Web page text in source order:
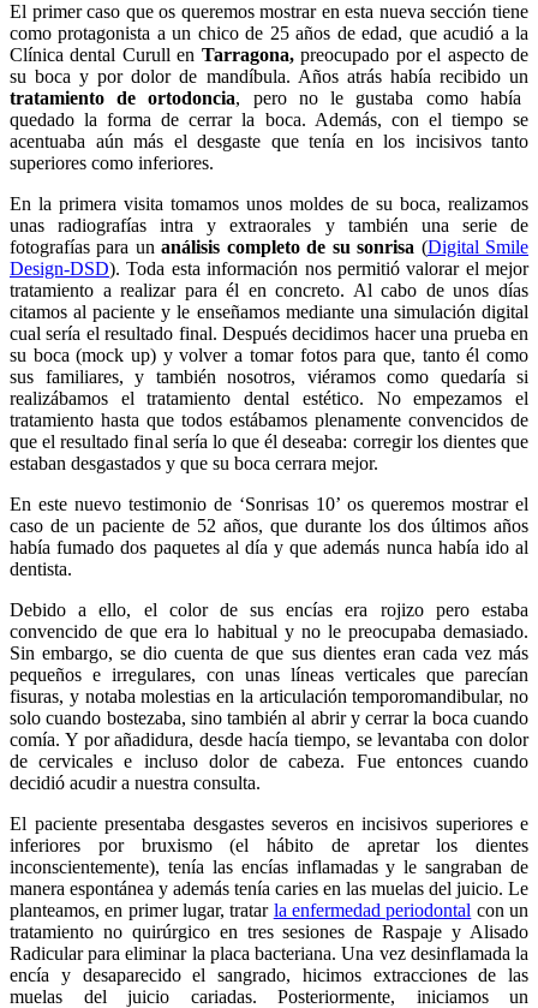
El primer caso que os queremos mostrar en esta nueva sección tiene
como protagonista a un chico de 25 años de edad, que acudió a la
Clínica dental Curull en Tarragona,preocupado por el aspecto de
su boca y por dolor de mandíbula. Años atrás había recibido un
tratamiento de ortodoncia, pero no le gustaba como había
quedado la forma de cerrar la boca. Además, con el tiempo se
acentuaba aún más el desgaste que tenía en los incisivos tanto
superiores como inferiores.
En la primera visita tomamos unos moldes de su boca, realizamos
unas radiografías intra y extraorales y también una serie de
fotografías para unanálisis completo de su sonrisa (Digital Smile
Design-DSD). Toda esta información nos permitió valorar el mejor
tratamiento a realizar para él en concreto. Al cabo de unos días
citamos al paciente y le enseñamos mediante una simulación digital
cual sería el resultado final. Después decidimos hacer una prueba en
su boca (mock up) y volver a tomar fotos para que, tanto él como
sus familiares, y también nosotros, viéramos como quedaría si
realizábamos el tratamiento dental estético. No empezamos el
tratamiento hasta que todos estábamos plenamente convencidos de
que el resultado final sería lo que él deseaba: corregir los dientes que
estaban desgastados y que su boca cerrara mejor.
En este nuevo testimonio de ‘Sonrisas 10’ os queremos mostrar el
caso de un paciente de 52 años, que durante los dos últimos años
había fumado dos paquetes al día y que además nunca había ido al
dentista.
Debido a ello, el color de sus encías era rojizo pero estaba
convencido de que era lo habitual y no le preocupaba demasiado.
Sin embargo, se dio cuenta de que sus dientes eran cada vez más
pequeños e irregulares, con unas líneas verticales que parecían
fisuras, y notaba molestias en la articulación temporomandibular, no
solo cuando bostezaba, sino también al abrir y cerrar la boca cuando
comía. Y por añadidura, desde hacía tiempo, se levantaba con dolor
de cervicales e incluso dolor de cabeza. Fue entonces cuando
decidió acudir a nuestra consulta.
El paciente presentaba desgastes severos en incisivos superiores e
inferiores por bruxismo (el hábito de apretar los dientes
inconscientemente), tenía las encías inflamadas y le sangraban de
manera espontánea y además tenía caries en las muelas del juicio. Le
planteamos, en primer lugar, tratar la enfermedad periodontal con un
tratamiento no quirúrgico en tres sesiones de Raspaje y Alisado
Radicular para eliminar la placa bacteriana. Una vez desinflamada la
encía y desaparecido el sangrado, hicimos extracciones de las
muelas del juicio cariadas. Posteriormente, iniciamos un